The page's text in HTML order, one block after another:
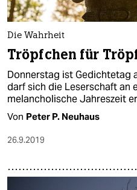
Die Wahrheit
Tröpfchen für
Donnerstag ist Gedichtetag
darf sich die Leserschaft an
melancholische Jahreszeit
Von Peter P. Neuhaus
26.9.2019